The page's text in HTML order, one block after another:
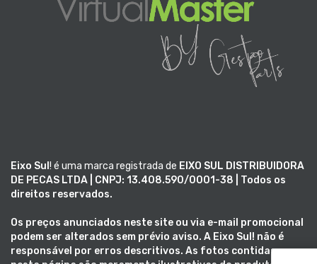
Eixo Sul ! é uma marca registrada de EIXO SUL DISTRIBUIDORA
DE PECAS LTDA | CNPJ: 13.408.590/0001-38 | Todos os
direitos reservados.
Os preços anunciados neste site ou via e-mail promocional
podem ser alterados sem prévio aviso. A Eixo Sul! não é
responsável por erros descritivos. As fotos contidas